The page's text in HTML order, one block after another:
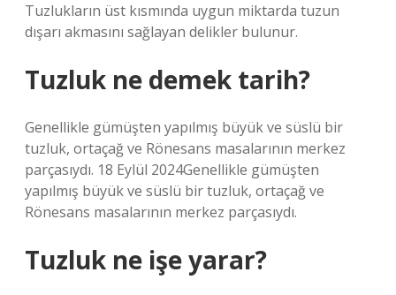
Tuzlukların üst kısmında uygun miktarda tuzun
dışarı akmasını sağlayan delikler bulunur.
Tuzluk ne demek tarih?
Genellikle gümüşten yapılmış büyük ve süslü bir
tuzluk, ortaçağ ve Rönesans masalarının merkez
parçasıydı. 18 Eylül 2024Genellikle gümüşten
yapılmış büyük ve süslü bir tuzluk, ortaçağ ve
Rönesans masalarının merkez parçasıydı.
Tuzluk ne işe yarar?